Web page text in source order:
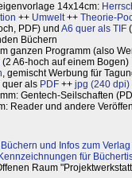
14x14cm:
++ Umwelt++ Theorie-
PDF) und A6 quer als TIF
Büchern
ganzen Programm (also
(2 A6-hoch auf einem Bogen)
, gemischt Werbung für
quer als PDF ++ jpg (240 dpi)
Gentech-Seilschaften
Reader und andere
und Infos zum Verlag
für
Raum